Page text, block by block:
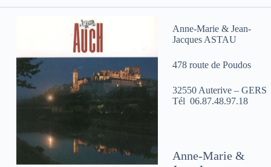
Anne-Marie & Jean-
Jacques ASTAU
478 route de Poudos
32550 Auterive – GERS
Tél 06.87.48.97.18
Anne-Marie &